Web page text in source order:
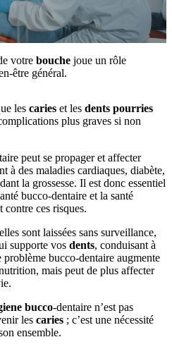
votre bouchejoue un rôle
être général.
les caries et les dents pourries
plus graves si non
peut se propager et affecter
à des maladies cardiaques, diabète,
la grossesse. Il est donc essentiel
bucco-dentaire et la santé
ces risques.
sont laissées sans surveillance,
supporte vos dents, conduisant à
problème bucco-dentaire augmente
mais peut de plus affecter
bucco-dentaire n’est pas
les caries ; c’est une nécessité
ensemble.